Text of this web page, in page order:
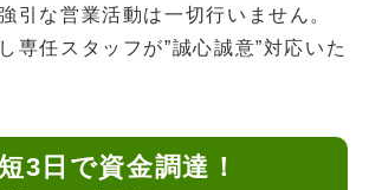
引な営業活動は一切行いません。
専任スタッフが”誠心誠意”対応いた
3日で資金調達！